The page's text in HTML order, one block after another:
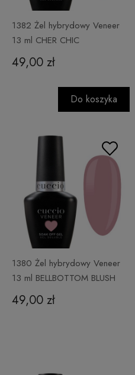
1382 Żel hybrydowy Veneer
13 ml CHER CHIC
49,00 zł
Do koszyka
1380 Żel hybrydowy Veneer
13 ml BELLBOTTOM BLUSH
49,00 zł